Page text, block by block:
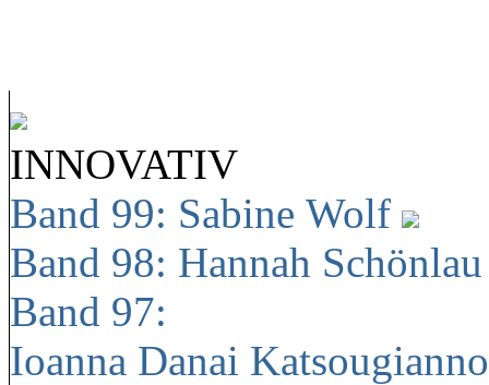
INNOVATIV
Band 99: Sabine Wolf
Band 98: Hannah
Band 97:
Ioanna Danai